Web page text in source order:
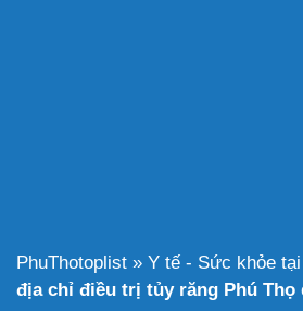
PhuThotoplist » Y tế - Sức khỏe
địa chỉ điều trị tủy răng Phú Thọ